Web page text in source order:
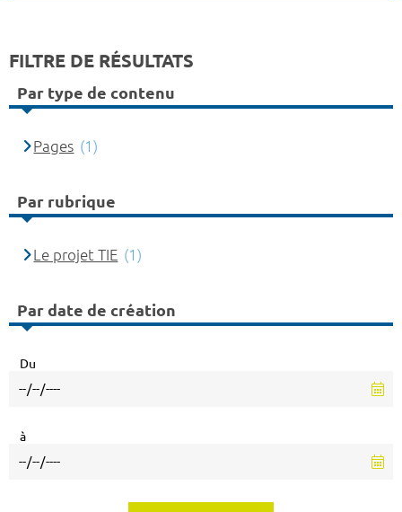
FILTRE DE RÉSULTATS
Par type de contenu
Pages (1)
Par rubrique
Le projet TIE (1)
Par date de création
Du
à